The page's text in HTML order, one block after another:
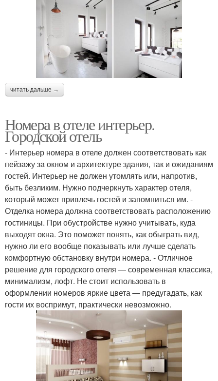
читать дальше →
Номера в отеле интерьер.
Городской отель
- Интерьер номера в отеле должен соответствовать как
пейзажу за окном и архитектуре здания, так и ожиданиям
гостей. Интерьер не должен утомлять или, напротив,
быть безликим. Нужно подчеркнуть характер отеля,
который может привлечь гостей и запомниться им. -
Отделка номера должна соответствовать расположению
гостиницы. При обустройстве нужно учитывать, куда
выходят окна. Это поможет понять, как обыграть вид,
нужно ли его вообще показывать или лучше сделать
комфортную обстановку внутри номера. - Отличное
решение для городского отеля — современная классика,
минимализм, лофт. Не стоит использовать в
оформлении номеров яркие цвета — предугадать, как
гости их воспримут, практически невозможно.